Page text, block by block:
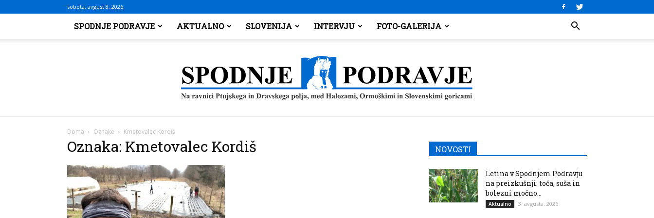
sobota, avgust 8, 2026
SPODNJE PODRAVJE AKTUALNO SLOVENIJA INTERVJU FOTO-GALERIJA
Doma Oznake Kmetovalec Kordiš
Oznaka: Kmetovalec Kordiš NOVOSTI
Letina v Spodnjem Podravju
na preizkušnji: toča, suša in
bolezni močno...
Aktualno 3. avgusta, 2026